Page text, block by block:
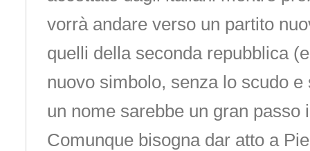
vorrà andare verso un partito
quelli della seconda repubblica
nuovo simbolo, senza lo scudo e
un nome sarebbe un gran passo
Comunque bisogna dar atto a